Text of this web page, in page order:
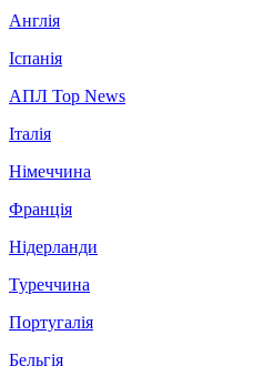
Англія
Іспанія
АПЛ Top News
Італія
Німеччина
Франція
Нідерланди
Туреччина
Португалія
Бельгія